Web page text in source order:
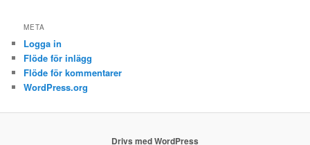
META
Logga in
Flöde för inlägg
Flöde för kommentarer
WordPress.org
Drivs med WordPress